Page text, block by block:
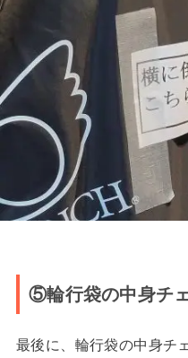
⑤輪行袋の中身チ
最後に、輪行袋の中身チ